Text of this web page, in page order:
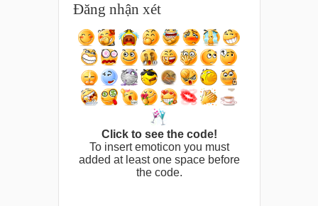
Đăng nhận xét
Click to see the code!
To insert emoticon you must
added at least one space before
the code.